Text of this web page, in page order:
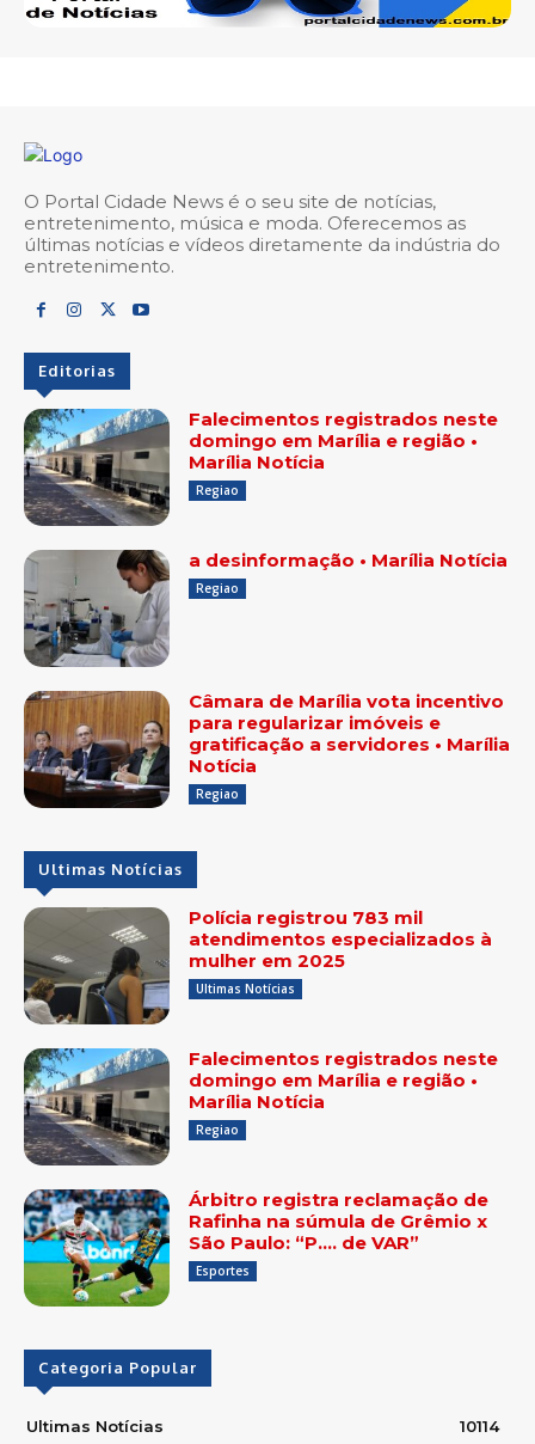
O Portal Cidade News é o seu site de notícias,
entretenimento, música e moda. Oferecemos as
últimas notícias e vídeos diretamente da indústria do
entretenimento.
Editorias
Falecimentos registrados neste
domingo em Marília e região •
Marília Notícia
Regiao
a desinformação • Marília Notícia
Regiao
Câmara de Marília vota incentivo
para regularizar imóveis e
gratificação a servidores • Marília
Notícia
Regiao
Ultimas Notícias
Polícia registrou 783 mil
atendimentos especializados à
mulher em 2025
Ultimas Notícias
Falecimentos registrados neste
domingo em Marília e região •
Marília Notícia
Regiao
Árbitro registra reclamação de
Rafinha na súmula de Grêmio x
São Paulo: “P…. de VAR”
Esportes
Categoria Popular
Ultimas Notícias
10114